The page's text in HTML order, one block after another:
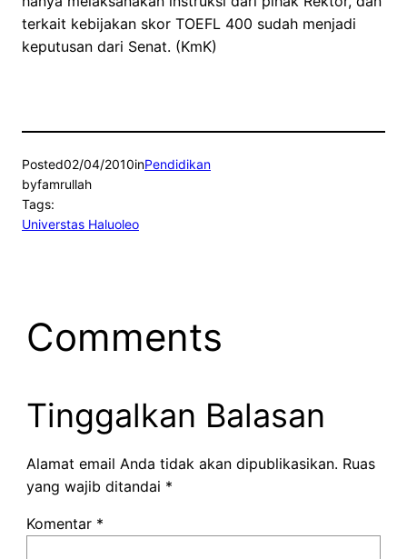
terkait kebijakan skor TOEFL 400 sudah menjadi
keputusan dari Senat. (KmK)
Posted02/04/2010inPendidikan
byfamrullah
Tags:
Universtas Haluoleo
Comments
Tinggalkan Balasan
Alamat email Anda tidak akan dipublikasikan. Ruas
yang wajib ditandai *
Komentar *